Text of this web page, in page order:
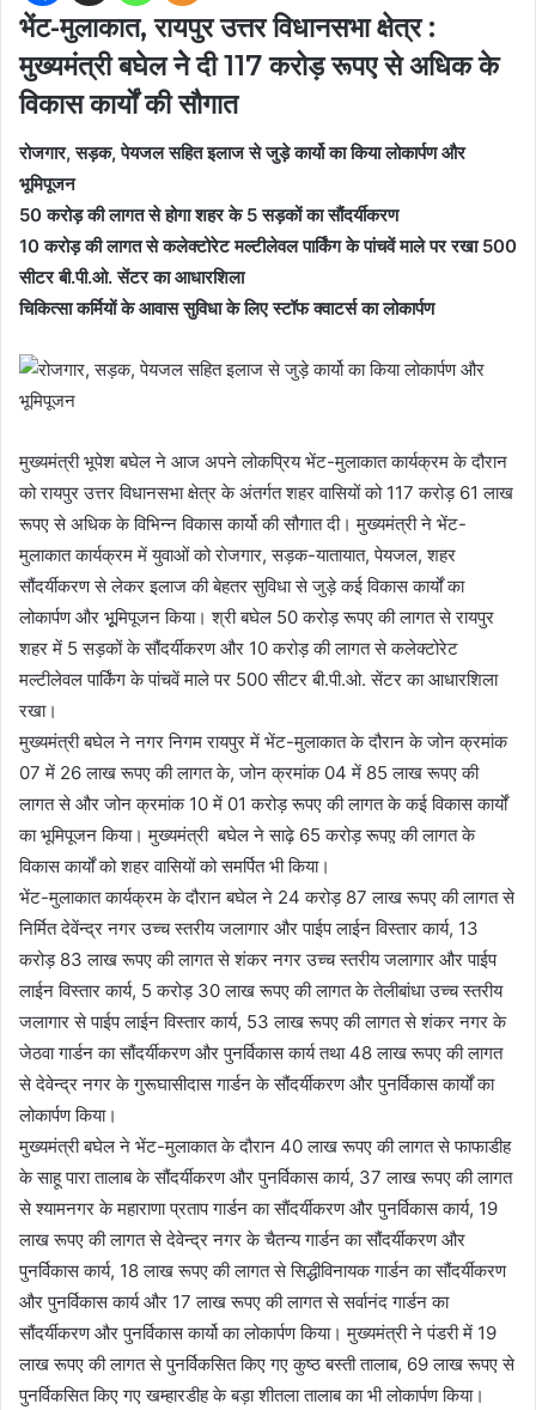
भेंट-मुलाकात, रायपुर उत्तर विधानसभा क्षेत्र :
मुख्यमंत्री बघेल नेे दी 117 करोड़ रूपए से अधिक के
विकास कार्यों की सौगात
रोजगार, सड़क, पेयजल सहित इलाज से जुड़े कार्यो का किया लोकार्पण और
भूमिपूजन
50 करोड़ की लागत से होगा शहर के 5 सड़कों का सौंदर्यीकरण
10 करोड़ की लागत से कलेक्टोरेट मल्टीलेवल पार्किंग के पांचवें माले पर रखा 500
सीटर बी.पी.ओ. सेंटर का आधारशिला
चिकित्सा कर्मियों के आवास सुविधा के लिए स्टॉफ क्वाटर्स का लोकार्पण
मुख्यमंत्री भूपेश बघेल ने आज अपने लोकप्रिय भेंट-मुलाकात कार्यक्रम के दौरान
को रायपुर उत्तर विधानसभा क्षेत्र के अंतर्गत शहर वासियों को 117 करोड़ 61 लाख
रूपए से अधिक के विभिन्न विकास कार्यो की सौगात दी। मुख्यमंत्री ने भेंट-
मुलाकात कार्यक्रम में युवाओं को रोजगार, सड़क-यातायात, पेयजल, शहर
सौंदर्यीकरण से लेकर इलाज की बेहतर सुविधा से जुड़े कई विकास कार्यों का
लोकार्पण और भूूमिपूजन किया। श्री बघेल 50 करोड़ रूपए की लागत से रायपुर
शहर में 5 सड़कों के सौंदर्यीकरण और 10 करोड़ की लागत से कलेक्टोरेट
मल्टीलेवल पार्किंग के पांचवें माले पर 500 सीटर बी.पी.ओ. सेंटर का आधारशिला
रखा।
मुख्यमंत्री बघेल ने नगर निगम रायपुर में भेंट-मुलाकात के दौरान के जोन क्रमांक
07 में 26 लाख रूपए की लागत के, जोन क्रमांक 04 में 85 लाख रूपए की
लागत से और जोन क्रमांक 10 में 01 करोड़ रूपए की लागत के कई विकास कार्यों
का भूमिपूजन किया। मुख्यमंत्री बघेल ने साढ़े 65 करोड़ रूपए़ की लागत के
विकास कार्यों को शहर वासियों को समर्पित भी किया।
भेंट-मुलाकात कार्यक्रम के दौरान बघेल ने 24 करोड़ 87 लाख रूपए की लागत से
निर्मित देवेंन्द्र नगर उच्च स्तरीय जलागार और पाईप लाईन विस्तार कार्य, 13
करोड़ 83 लाख रूपए की लागत से शंकर नगर उच्च स्तरीय जलागार और पाईप
लाईन विस्तार कार्य, 5 करोड़ 30 लाख रूपए की लागत के तेलीबांधा उच्च स्तरीय
जलागार से पाईप लाईन विस्तार कार्य, 53 लाख रूपए की लागत से शंकर नगर के
जेठवा गार्डन का सौंदर्यीकरण और पुनर्विकास कार्य तथा 48 लाख रूपए की लागत
से देवेन्द्र नगर के गुरूघासीदास गार्डन के सौंदर्यीकरण और पुनर्विकास कार्यों का
लोकार्पण किया।
मुख्यमंत्री बघेल ने भेंट-मुलाकात के दौरान 40 लाख रूपए की लागत से फाफाडीह
के साहू पारा तालाब के सौंदर्यीकरण और पुनर्विकास कार्य, 37 लाख रूपए की लागत
से श्यामनगर के महाराणा प्रताप गार्डन का साैंदर्यीकरण और पुनर्विकास कार्य, 19
लाख रूपए की लागत से देवेन्द्र नगर के चैतन्य गार्डन का सौंदर्यीकरण और
पुनर्विकास कार्य, 18 लाख रूपए की लागत से सिद्धीविनायक गार्डन का सौंदर्यीकरण
और पुनर्विकास कार्य और 17 लाख रूपए की लागत से सर्वानंद गार्डन का
सौंदर्यीकरण और पुनर्विकास कार्यो का लोकार्पण किया। मुख्यमंत्री ने पंडरी में 19
लाख रूपए की लागत से पुनर्विकसित किए गए कुष्ठ बस्ती तालाब, 69 लाख रूपए से
पुनर्विकसित किए गए खम्हारडीह के बड़ा शीतला तालाब का भी लोकार्पण किया।